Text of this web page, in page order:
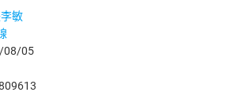
敏
08/05